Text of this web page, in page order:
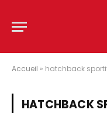
Accueil » hatchback
HATCHBACK